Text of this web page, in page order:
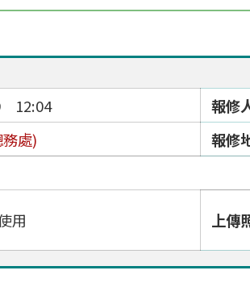
12:04
報修
處)
報修
用 上傳